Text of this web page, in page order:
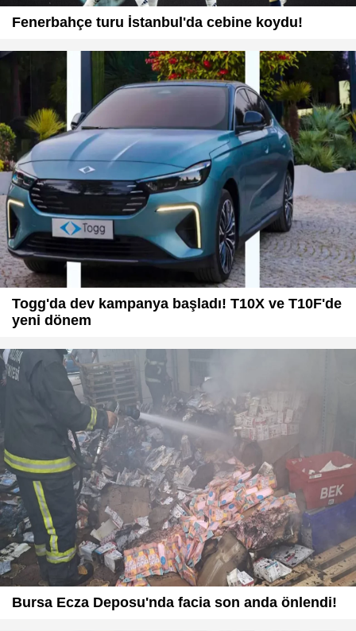
Fenerbahçe turu İstanbul'da cebine koydu!
Togg'da dev kampanya başladı! T10X ve T10F'de
yeni dönem
Bursa Ecza Deposu'nda facia son anda önlendi!